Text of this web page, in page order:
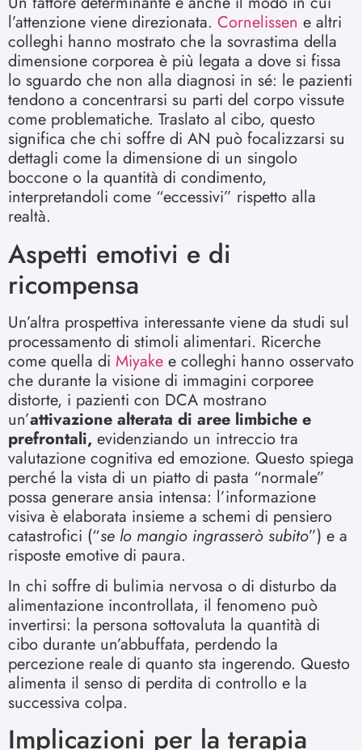
l’attenzione viene direzionata. Cornelissen e altri
colleghi hanno mostrato che la sovrastima della
dimensione corporea è più legata a dove si fissa
lo sguardo che non alla diagnosi in sé: le pazienti
tendono a concentrarsi su parti del corpo vissute
come problematiche. Traslato al cibo, questo
significa che chi soffre di AN può focalizzarsi su
dettagli come la dimensione di un singolo
boccone o la quantità di condimento,
interpretandoli come “eccessivi” rispetto alla
realtà.
Aspetti emotivi e di
ricompensa
Un’altra prospettiva interessante viene da studi sul
processamento di stimoli alimentari. Ricerche
come quella di Miyake e colleghi hanno osservato
che durante la visione di immagini corporee
distorte, i pazienti con DCA mostrano
un’attivazione alterata di aree limbiche e
prefrontali, evidenziando un intreccio tra
valutazione cognitiva ed emozione. Questo spiega
perché la vista di un piatto di pasta “normale”
possa generare ansia intensa: l’informazione
visiva è elaborata insieme a schemi di pensiero
catastrofici (“se lo mangio ingrasserò subito”) e a
risposte emotive di paura.
In chi soffre di bulimia nervosa o di disturbo da
alimentazione incontrollata, il fenomeno può
invertirsi: la persona sottovaluta la quantità di
cibo durante un’abbuffata, perdendo la
percezione reale di quanto sta ingerendo. Questo
alimenta il senso di perdita di controllo e la
successiva colpa.
Implicazioni per la terapia